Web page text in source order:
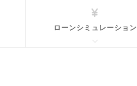
ローンシミュレーション